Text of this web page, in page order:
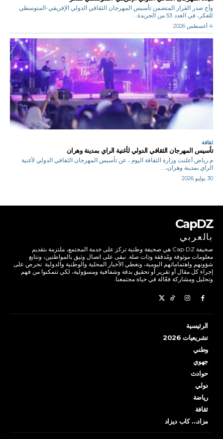
وأج صدر القرار المتضمن تأسيس المهرجان الثقافي الدولي الإفريقي-المتوسطي
للفكر، في العدد 53 من الجريدة...
4 أغسطس 2026
ثقافة
تأسيس المهرجان الثقافي الدولي لأغنية الراي بمدينة وهران
م.رياض أعلنت وزارة الثقافة اليوم ، عن تأسيس المهرجان الثقافي الدولي لأغنية
الراي بمدينة وهران،...
30 يوليو 2026
CapDZ
بالعربي
صحيفة Cap DZ هي صحيفة وطنية تركز على خدمة المجتمع، ملتزمة بتقديم
معلومات موثوقة ومُدققة وذات صلة. نبقى على اتصال وثيق بالمواطنين، ونتابع
شؤونهم واهتماماتهم اليومية، ونغطي الأخبار المحلية والوطنية والدولية. نحرص على
إجراء كل مقال أو تقرير أو تحقيق بدقة وشفافية ومسؤولية، لكي تتمكنوا من فهم
وتحليل ومشاركة فعّالة في حياة مجتمعنا.
الرئيسية
تشريعيات 2026
وطني
جهوي
حوادث
دولي
رياضة
ثقافة
مزاد… كاب ديزاد